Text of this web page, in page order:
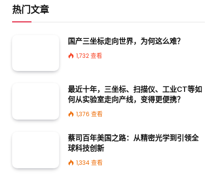
热门文章
国产三坐标走向世界，为何这么难？
1,732查看
最近十年，三坐标、扫描仪、工业CT等如
何从实验室走向产线，变得更便携？
1,376 查看
蔡司百年美国之路：从精密光学到引领全
球科技创新
1,334查看